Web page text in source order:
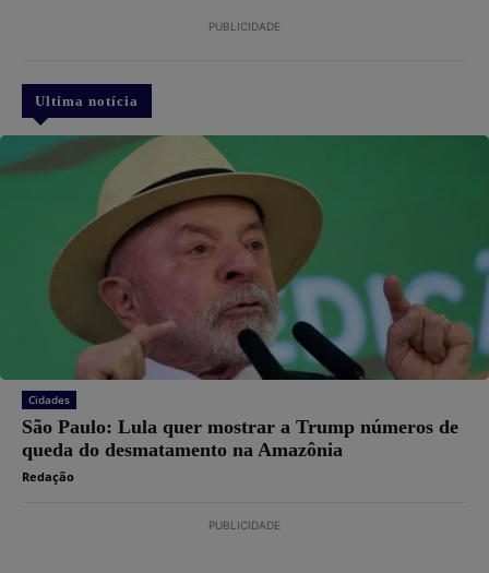
PUBLICIDADE
Ultima notícia
Cidades
São Paulo: Lula quer mostrar a Trump números de
queda do desmatamento na Amazônia
Redação
PUBLICIDADE